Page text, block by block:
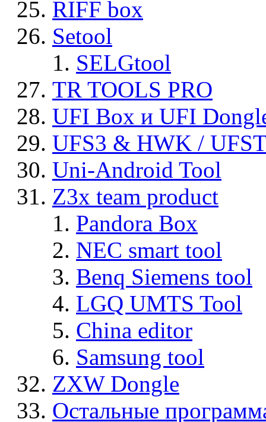
RIFF box
Setool
SELGtool
TR TOOLS PRO
UFI Box и UFI
UFS3 & HWK /
Uni-Android Tool
Z3x team product
Pandora Box
NEC smart tool
Benq Siemens tool
LGQ UMTS Tool
China editor
Samsung tool
ZXW Dongle
Остальные